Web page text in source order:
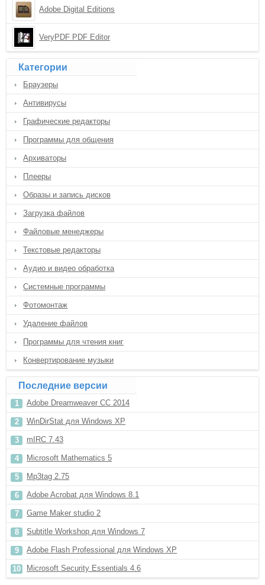
Adobe Digital Editions
VeryPDF PDF Editor
Категории
Браузеры
Антивирусы
Графические редакторы
Программы для общения
Архиваторы
Плееры
Образы и запись дисков
Загрузка файлов
Файловые менеджеры
Текстовые редакторы
Аудио и видео обработка
Системные программы
Фотомонтаж
Удаление файлов
Программы для чтения книг
Конвертирование музыки
Последние версии
Adobe Dreamweaver CC 2014
WinDirStat для Windows XP
mIRC 7.43
Microsoft Mathematics 5
Mp3tag 2.75
Adobe Acrobat для Windows 8.1
Game Maker studio 2
Subtitle Workshop для Windows 7
Adobe Flash Professional для Windows XP
Microsoft Security Essentials 4.6